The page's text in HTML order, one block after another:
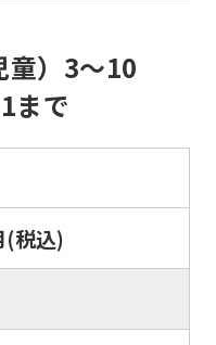
童）3〜10
で
税込)